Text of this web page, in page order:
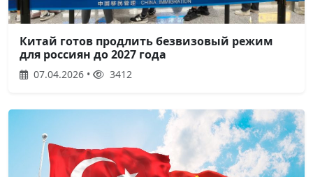
Китай готов продлить безвизовый режим
для россиян до 2027 года
07.04.2026 • 3412